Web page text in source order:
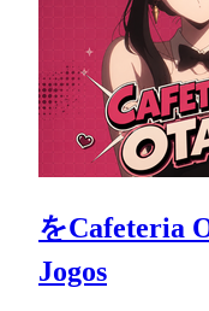
をCafeteria
Jogos